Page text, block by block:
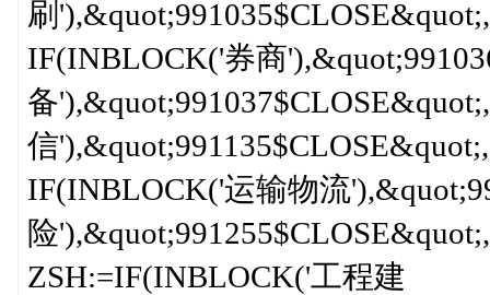
刷
IF(INBLOCK('券商
备
信
IF(INBLOCK('运输物流
险
ZSH:=IF(INBLOCK('工程建